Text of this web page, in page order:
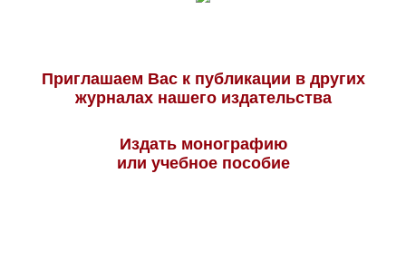
Приглашаем Вас к публикации в других
журналах нашего издательства
Издать монографию
или учебное пособие